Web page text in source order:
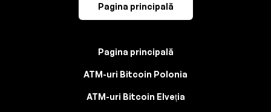
Pagina principală
Pagina principală
ATM-uri Bitcoin Polonia
ATM-uri Bitcoin Elveția